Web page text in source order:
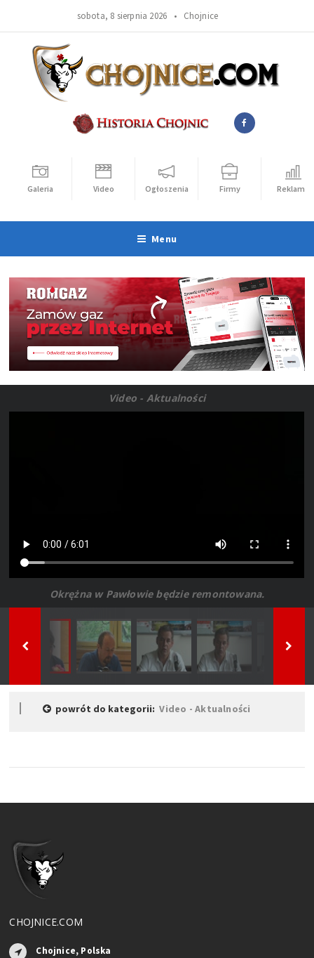
sobota, 8 sierpnia 2026 • Chojnice
Galeria Video Ogłoszenia Firmy Reklama
Menu
Video - Aktualności
Okrężna w Pawłowie będzie remontowana.
powrót do kategorii:Video - Aktualności
CHOJNICE.COM
Chojnice, Polska